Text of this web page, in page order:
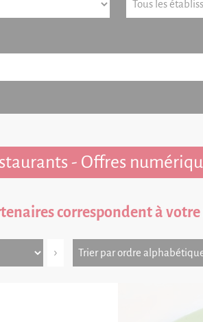
- Offres
correspondent à votre
›